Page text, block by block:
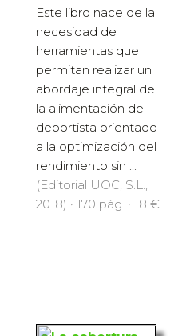
Este libro nace de la
necesidad de
herramientas que
permitan realizar un
abordaje integral de
la alimentación del
deportista orientado
a la optimización del
rendimiento sin ...
(Editorial UOC, S.L.,
2018) · 170 pàg. · 18 €